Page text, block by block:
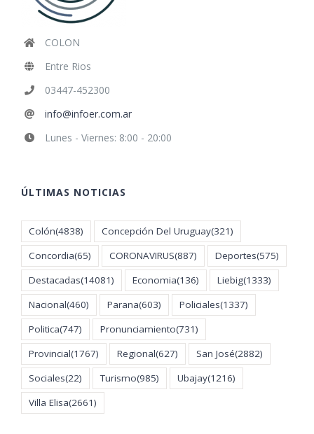
COLON
Entre Rios
03447-452300
info@infoer.com.ar
Lunes - Viernes: 8:00 - 20:00
ÚLTIMAS NOTICIAS
Colón(4838) Concepción Del Uruguay(321)
Concordia(65) CORONAVIRUS(887) Deportes(575)
Destacadas(14081) Economia(136) Liebig(1333)
Nacional(460) Parana(603) Policiales(1337)
Politica(747) Pronunciamiento(731)
Provincial(1767) Regional(627) San José(2882)
Sociales(22) Turismo(985) Ubajay(1216)
Villa Elisa(2661)